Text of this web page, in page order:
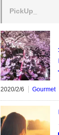
PickUp_
2020/2/6 Gourmet